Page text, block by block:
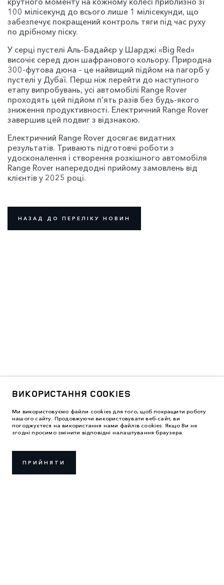
ВИКОРИСТАННЯ COOKIES
Ми використовуємо файли cookies для того, щоб покращити роботу
нашого сайту. Продовжуючи використовувати веб-сайт, ви
погоджуєтеся на використання нами файлів cookies. Якщо Ви не
згодні просимо змінити відповідні налаштування браузера.
ПРИЙНЯТИ
100 мілісекунд до всього лише 1 мілісекунди, що
забезпечує покращений контроль тяги під час руху
по дрібному піску.
У серці пустелі Аль-Бадайєр у Шарджі «Big Red»
височіє серед дюн шафранового кольору. Природна
300-футова дюна – це найвищий підйом на пагорб у
пустелі у Дубаї. Перш ніж перейти до наступного
етапу випробувань, усі автомобілі Range Rover
проходять цей підйом п’ять разів без будь-якого
зниження продуктивності. Електричний Range Rover
завершив цей подвиг з відзнакою.
Електричний Range Rover досягає видатних
результатів. Тривають підготовчі роботи з
удосконалення і створення розкішного автомобіля
Range Rover напередодні прийому замовлень від
клієнтів у 2025 році.
НАЗАД ДО ПЕРЕЛІКУ НОВИН